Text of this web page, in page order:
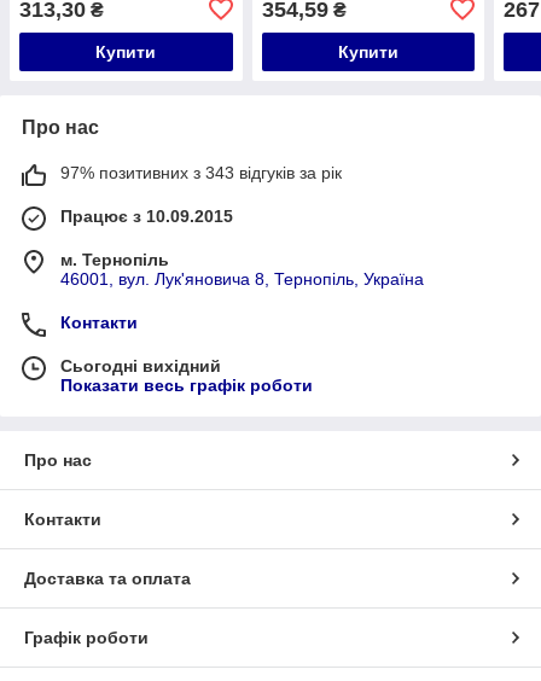
313,30 ₴
Купити
354,59₴
Купити
Про нас
97% позитивних з 343 відгуків за рік
Працює з 10.09.2015
м. Тернопіль
46001, вул. Лук'яновича 8, Тернопіль, Україна
Контакти
Сьогодні вихідний
Показати весь графік роботи
Про нас
Контакти
Доставка та оплата
Графік роботи